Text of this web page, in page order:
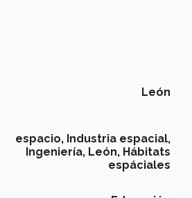
León
espacio, Industria espacial,
Ingeniería, León, Hábitats
espáciales